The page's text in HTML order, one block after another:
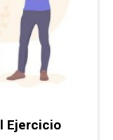
Ejercicio